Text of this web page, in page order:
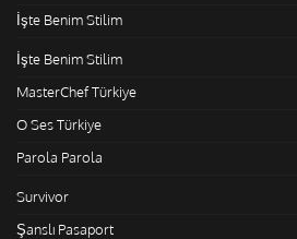
İşte Benim Stilim
İşte Benim Stilim
MasterChef Türkiye
O Ses Türkiye
Parola Parola
Survivor
Şanslı Pasaport